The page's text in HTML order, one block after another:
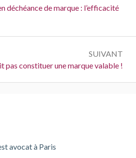
déchéance de marque : l’efficacité
SUIVANT
pas constituer une marque valable !
avocat à Paris